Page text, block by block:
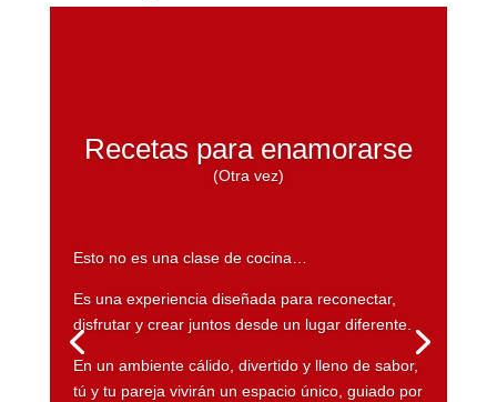
Recetas para enamorarse
(Otra vez)
Esto no es una clase de cocina…
Es una experiencia diseñada para reconectar,
disfrutar y crear juntos desde un lugar diferente.
En un ambiente cálido, divertido y lleno de sabor,
tú y tu pareja vivirán un espacio único, guiado por